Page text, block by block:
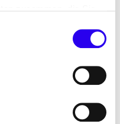
Klimaneutralität
genau richtig.
der im